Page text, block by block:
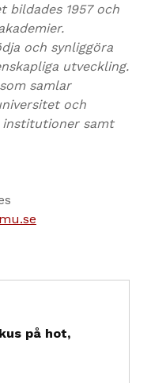
bildades 1957 och
och synliggöra
utveckling.
samlar
och
institutioner samt
på hot,